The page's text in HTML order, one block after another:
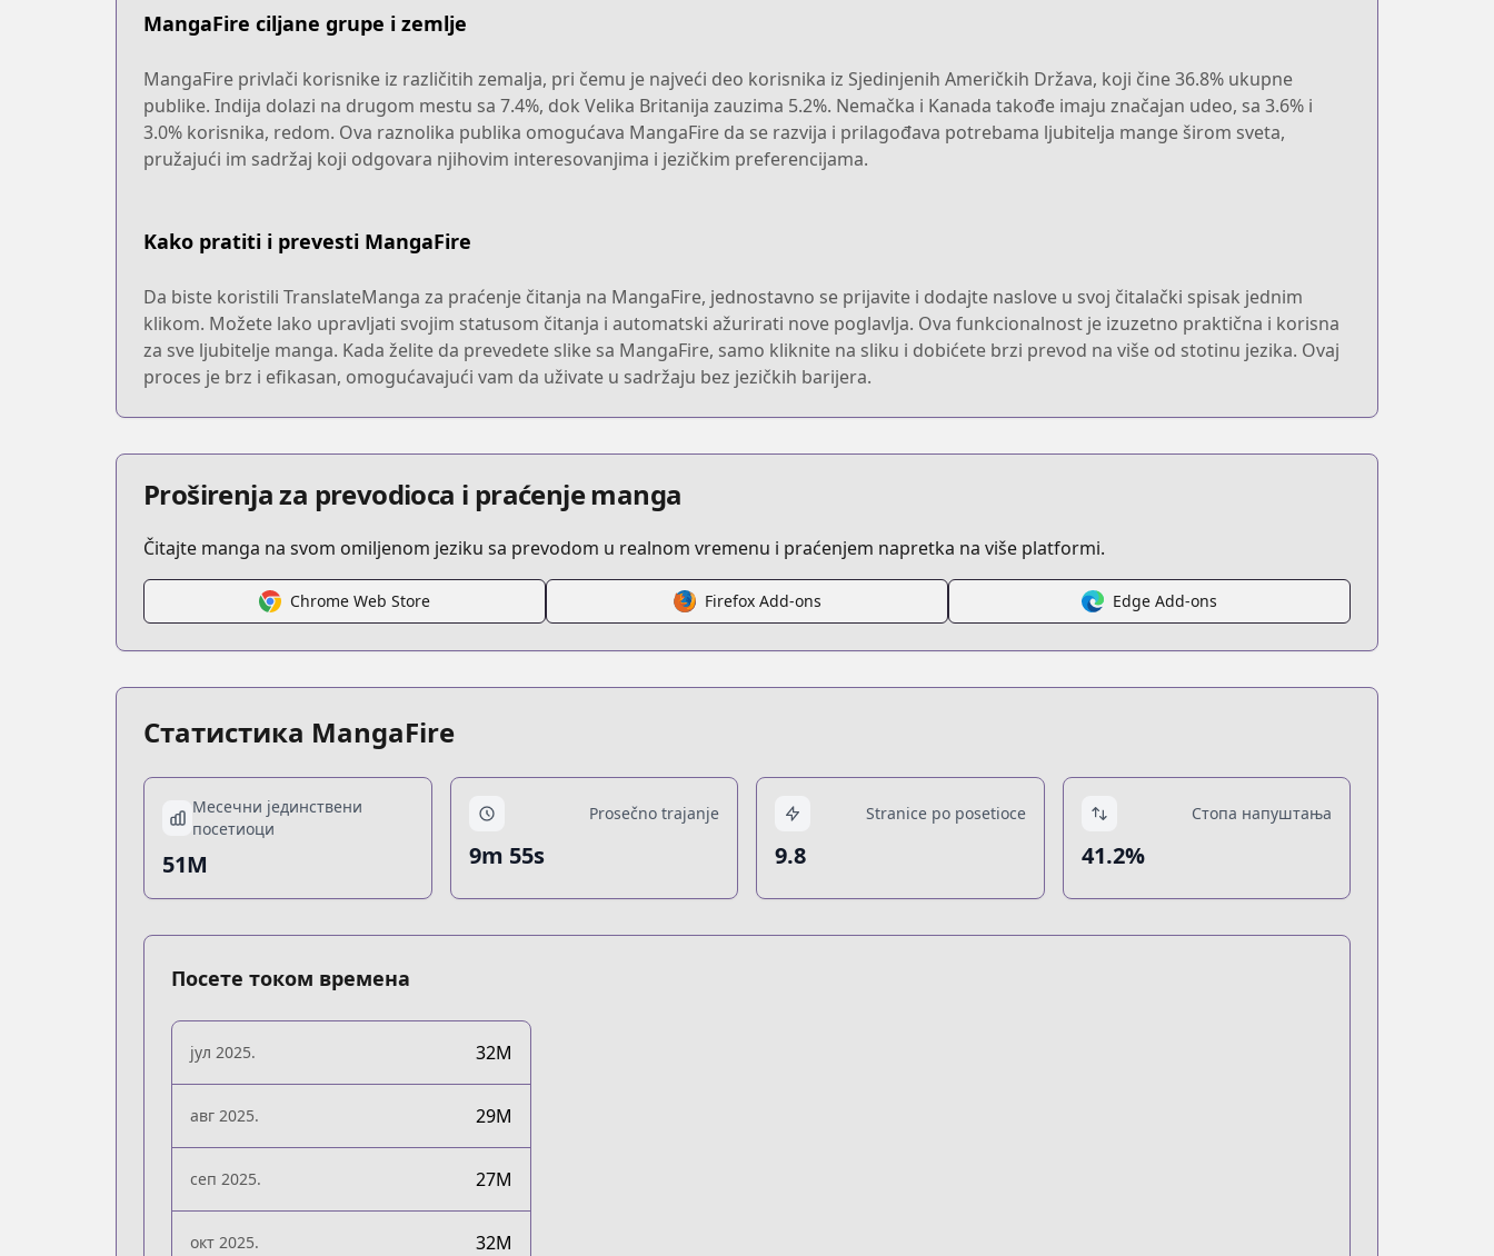
MangaFire ciljane grupe i zemlje
MangaFire privlači korisnike iz različitih zemalja, pri čemu je najveći deo korisnika iz Sjedinjenih Američkih Država, koji čine 36.8% ukupne
publike. Indija dolazi na drugom mestu sa 7.4%, dok Velika Britanija zauzima 5.2%. Nemačka i Kanada takođe imaju značajan udeo, sa 3.6% i
3.0% korisnika, redom. Ova raznolika publika omogućava MangaFire da se razvija i prilagođava potrebama ljubitelja mange širom sveta,
pružajući im sadržaj koji odgovara njihovim interesovanjima i jezičkim preferencijama.
Kako pratiti i prevesti MangaFire
Da biste koristili TranslateManga za praćenje čitanja na MangaFire, jednostavno se prijavite i dodajte naslove u svoj čitalački spisak jednim
klikom. Možete lako upravljati svojim statusom čitanja i automatski ažurirati nove poglavlja. Ova funkcionalnost je izuzetno praktična i korisna
za sve ljubitelje manga. Kada želite da prevedete slike sa MangaFire, samo kliknite na sliku i dobićete brzi prevod na više od stotinu jezika. Ovaj
proces je brz i efikasan, omogućavajući vam da uživate u sadržaju bez jezičkih barijera.
Proširenja za prevodioca i praćenje manga
Čitajte manga na svom omiljenom jeziku sa prevodom u realnom vremenu i praćenjem napretka na više platformi.
Chrome Web Store Firefox Add-ons Edge Add-ons
Статистика MangaFire
Месечни јединствени
посетиоци
51M
Prosečno trajanje
9m 55s
Stranice po posetioce
9.8
Стопа напуштања
41.2%
Посете током времена
јул 2025. 32M
авг 2025. 29M
сеп 2025. 27M
окт 2025. 32M